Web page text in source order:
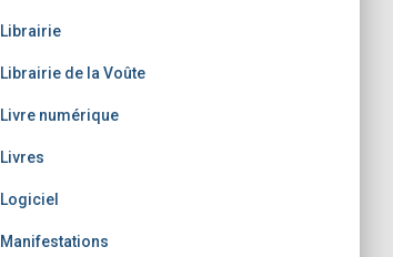
Librairie
Librairie de la Voûte
Livre numérique
Livres
Logiciel
Manifestations